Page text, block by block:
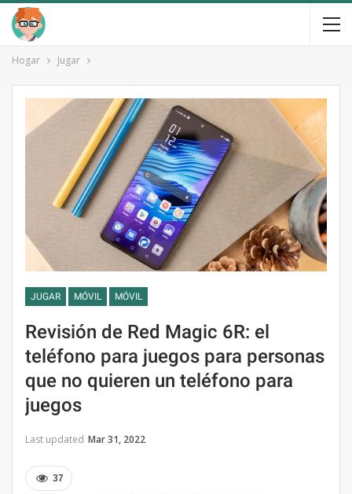
Hogar Jugar
JUGAR MÓVIL MÓVIL
Revisión de Red Magic 6R: el
teléfono para juegos para personas
que no quieren un teléfono para
juegos
Last updated Mar 31, 2022
37